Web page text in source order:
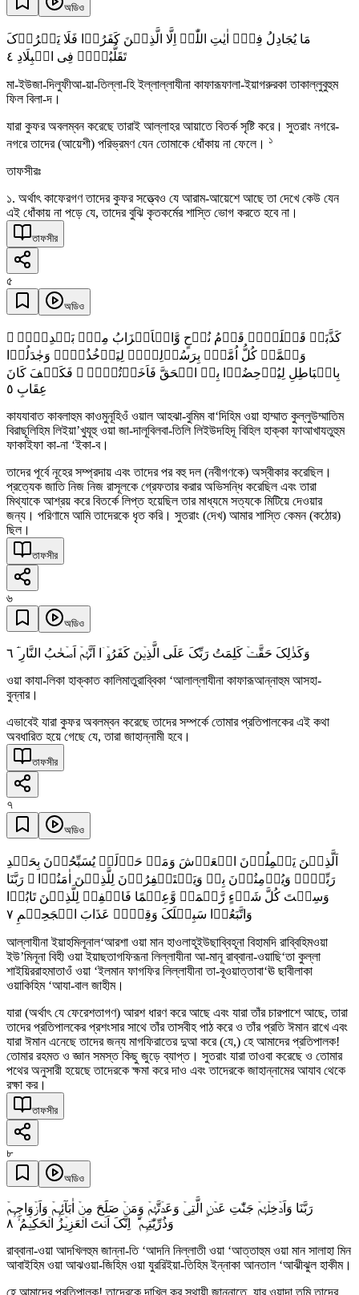
অডিও
مَا یُجَادِلُ فِیۡۤ اٰیٰتِ اللّٰہِ اِلَّا الَّذِیۡنَ کَفَرُوۡا فَلَا یَغۡرُرۡکَ
تَقَلُّبُہُمۡ فِی الۡبِلَادِ ٤
মা-ইউজা-দিলুফীআ-য়া-তিল্লা-হি ইল্লাল্লাযীনা কাফারূফালা-ইয়াগরুরকা তাকাল্লুবুহুম
ফিল বিলা-দ।
যারা কুফর অবলম্বন করেছে তারাই আল্লাহর আয়াতে বিতর্ক সৃষ্টি করে। সুতরাং নগরে-
নগরে তাদের (আয়েশী) পরিভ্রমণ যেন তোমাকে ধোঁকায় না ফেলে। ১
তাফসীরঃ
১. অর্থাৎ কাফেরগণ তাদের কুফর সত্ত্বেও যে আরাম-আয়েশে আছে তা দেখে কেউ যেন
এই ধোঁকায় না পড়ে যে, তাদের বুঝি কৃতকর্মের শাস্তি ভোগ করতে হবে না।
তাফসীর
৫
অডিও
کَذَّبَتۡ قَبۡلَہُمۡ قَوۡمُ نُوۡحٍ وَّالۡاَحۡزَابُ مِنۡۢ بَعۡدِہِمۡ ۪
وَہَمَّتۡ کُلُّ اُمَّۃٍۭ بِرَسُوۡلِہِمۡ لِیَاۡخُذُوۡہُ وَجٰدَلُوۡا
بِالۡبَاطِلِ لِیُدۡحِضُوۡا بِہِ الۡحَقَّ فَاَخَذۡتُہُمۡ ۟ فَکَیۡفَ کَانَ
عِقَابِ ٥
কাযযাবাত কাবলাহুম কাওমুনূহিওঁ ওয়াল আহঝা-বুমিম বা‘দিহিম ওয়া হাম্মাত কুল্লুউম্মাতিম
বিরাছূলিহিম লিইয়া’খুযূহু ওয়া জা-দালূবিলবা-তিলি লিইউদহিদূ বিহিল হাক্কা ফাআখাযতুহুম
ফাকাইফা কা-না ‘ইকা-ব।
তাদের পূর্বে নূহের সম্প্রদায় এবং তাদের পর বহু দল (নবীগণকে) অস্বীকার করেছিল।
প্রত্যেক জাতি নিজ নিজ রাসূলকে গ্রেফতার করার অভিসন্ধি করেছিল এবং তারা
মিথ্যাকে আশ্রয় করে বিতর্কে লিপ্ত হয়েছিল তার মাধ্যমে সত্যকে মিটিয়ে দেওয়ার
জন্য। পরিণামে আমি তাদেরকে ধৃত করি। সুতরাং (দেখ) আমার শাস্তি কেমন (কঠোর)
ছিল।
তাফসীর
৬
অডিও
وَکَذٰلِکَ حَقَّتۡ کَلِمَتُ رَبِّکَ عَلَی الَّذِیۡنَ کَفَرُوۡۤا اَنَّہُمۡ اَصۡحٰبُ النَّارِ ۘؔ ٦
ওয়া কাযা-লিকা হাক্কাত কালিমাতুরাব্বিকা ‘আলাল্লাযীনা কাফারূআন্নাহুম আসহা-
বুন্নার।
এভাবেই যারা কুফর অবলম্বন করেছে তাদের সম্পর্কে তোমার প্রতিপালকের এই কথা
অবধারিত হয়ে গেছে যে, তারা জাহান্নামী হবে।
তাফসীর
৭
অডিও
اَلَّذِیۡنَ یَحۡمِلُوۡنَ الۡعَرۡشَ وَمَنۡ حَوۡلَہٗ یُسَبِّحُوۡنَ بِحَمۡدِ
رَبِّہِمۡ وَیُؤۡمِنُوۡنَ بِہٖ وَیَسۡتَغۡفِرُوۡنَ لِلَّذِیۡنَ اٰمَنُوۡا ۚ رَبَّنَا
وَسِعۡتَ کُلَّ شَیۡءٍ رَّحۡمَۃً وَّعِلۡمًا فَاغۡفِرۡ لِلَّذِیۡنَ تَابُوۡا
وَاتَّبَعُوۡا سَبِیۡلَکَ وَقِہِمۡ عَذَابَ الۡجَحِیۡمِ ٧
আল্লাযীনা ইয়াহমিলূনাল‘আরশা ওয়া মান হাওলাহূইউছাব্বিহূনা বিহামদি রাব্বিহিমওয়া
ইউ’মিনূনা বিহী ওয়া ইয়াছতাগফিরূনা লিল্লাযীনা আ-মানূ রাব্বানা-ওয়াছি‘তা কুল্লা
শাইয়িররাহমাতাওঁ ওয়া ‘ইলমান ফাগফির লিল্লাযীনা তা-বূওয়াত্তাবা‘ঊ ছাবীলাকা
ওয়াকিহিম ‘আযা-বাল জাহীম।
যারা (অর্থাৎ যে ফেরেশতাগণ) আরশ ধারণ করে আছে এবং যারা তাঁর চারপাশে আছে, তারা
তাদের প্রতিপালকের প্রশংসার সাথে তাঁর তাসবীহ পাঠ করে ও তাঁর প্রতি ঈমান রাখে এবং
যারা ঈমান এনেছে তাদের জন্য মাগফিরাতের দুআ করে (যে,) হে আমাদের প্রতিপালক!
তোমার রহমত ও জ্ঞান সমস্ত কিছু জুড়ে ব্যাপ্ত। সুতরাং যারা তাওবা করেছে ও তোমার
পথের অনুসারী হয়েছে তাদেরকে ক্ষমা করে দাও এবং তাদেরকে জাহান্নামের আযাব থেকে
রক্ষা কর।
তাফসীর
৮
অডিও
رَبَّنَا وَاَدۡخِلۡہُمۡ جَنّٰتِ عَدۡنِۣ الَّتِیۡ وَعَدۡتَّہُمۡ وَمَنۡ صَلَحَ مِنۡ اٰبَآئِہِمۡ وَاَزۡوَاجِہِمۡ
وَذُرِّیّٰتِہِمۡ ؕ اِنَّکَ اَنۡتَ الۡعَزِیۡزُ الۡحَکِیۡمُ ۙ ٨
রাব্বানা-ওয়া আদখিলহুম জান্না-তি ‘আদনি নিল্লাতী ওয়া ‘আত্তাহুম ওয়া মান সালাহা মিন
আবাইহিম ওয়া আঝওয়া-জিহিম ওয়া যুররিইয়া-তিহিম ইন্নাকা আনতাল ‘আঝীঝুল হাকীম।
হে আমাদের প্রতিপালক! তাদেরকে দাখিল কর স্থায়ী জান্নাতে, যার ওয়াদা তুমি তাদের